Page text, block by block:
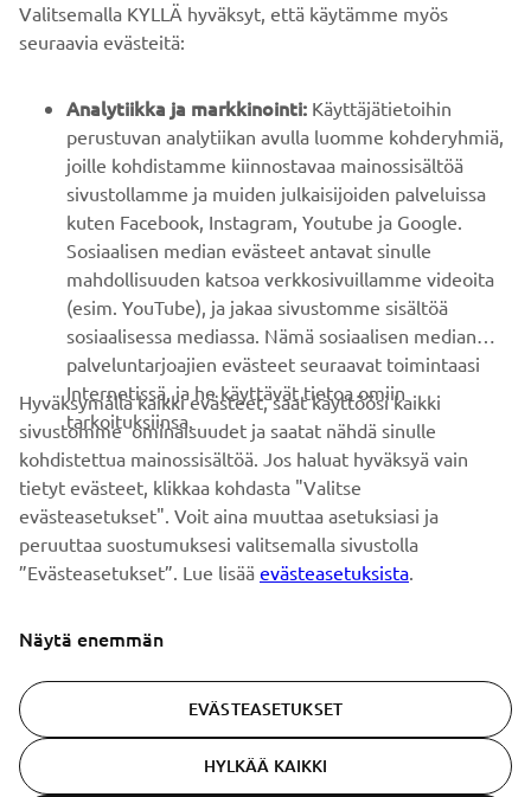
B2B
YAMAHA MUUALLA
ASIAKASTUKI
UUTISKIRJE
Ole ensimmäinen, joka kuulee uusimmista tarjouksista,
erikoistapahtumista, uusista julkaisuista ja paljon muuta...
TILAA
Lue tietosuojakäytäntömme saadaksesi tietää, miten
käsittelemme henkilötietojasi:
Tietosuoja ja evästeet -sivustolta
© Copyright - 2026 Yamaha Motor Europe N.V. - All Rights
Reserved
Valitsemalla KYLLÄ hyväksyt, että käytämme myös
seuraavia evästeitä:
Analytiikka ja markkinointi: Käyttäjätietoihin
perustuvan analytiikan avulla luomme kohderyhmiä,
joille kohdistamme kiinnostavaa mainossisältöä
sivustollamme ja muiden julkaisijoiden palveluissa
kuten Facebook, Instagram, Youtube ja Google.
Sosiaalisen median evästeet antavat sinulle
mahdollisuuden katsoa verkkosivuillamme videoita
(esim. YouTube), ja jakaa sivustomme sisältöä
sosiaalisessa mediassa. Nämä sosiaalisen median
palveluntarjoajien evästeet seuraavat toimintaasi
Internetissä, ja he käyttävät tietoa omiin
tarkoituksiinsa.
Hyväksymällä kaikki evästeet, saat käyttöösi kaikki
sivustomme ominaisuudet ja saatat nähdä sinulle
kohdistettua mainossisältöä. Jos haluat hyväksyä vain
tietyt evästeet, klikkaa kohdasta "Valitse
evästeasetukset". Voit aina muuttaa asetuksiasi ja
peruuttaa suostumuksesi valitsemalla sivustolla
”Evästeasetukset”. Lue lisää evästeasetuksista.
Näytä enemmän
EVÄSTEASETUKSET
HYLKÄÄ KAIKKI